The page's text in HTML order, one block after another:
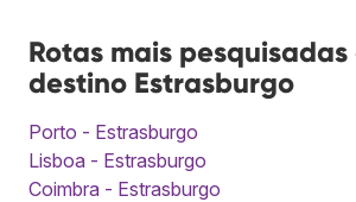
Rotas mais pesquisadas
destino Estrasburgo
Porto - Estrasburgo
Lisboa - Estrasburgo
Coimbra - Estrasburgo